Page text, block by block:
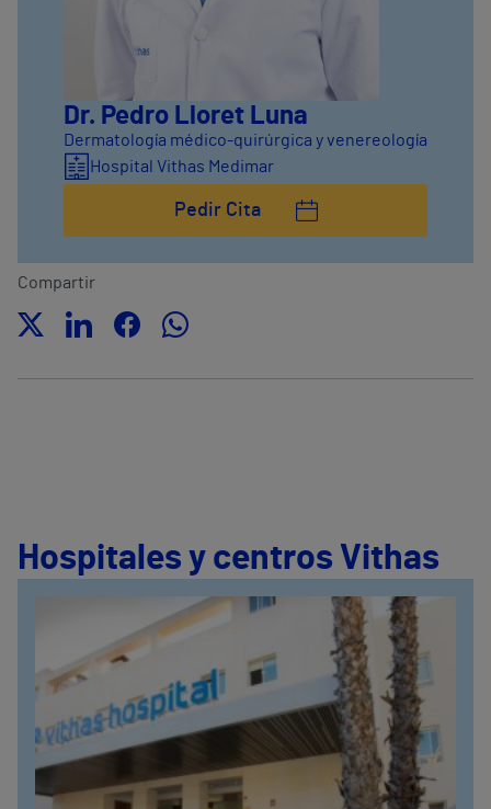
Dr. Pedro Lloret Luna
Dermatología médico-quirúrgica y venereología
Hospital Vithas Medimar
Pedir Cita
Compartir
Hospitales y centros Vithas